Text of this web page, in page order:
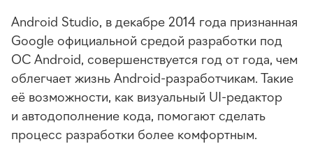
Android Studio, в декабре 2014 года признанная
Google официальной средой разработки под
ОС Android, совершенствуется год от года, чем
облегчает жизньAndroid-разработчикам. Такие
её возможности, как визуальный UI-редактор
и автодополнение кода, помогают сделать
процесс разработки более комфортным.